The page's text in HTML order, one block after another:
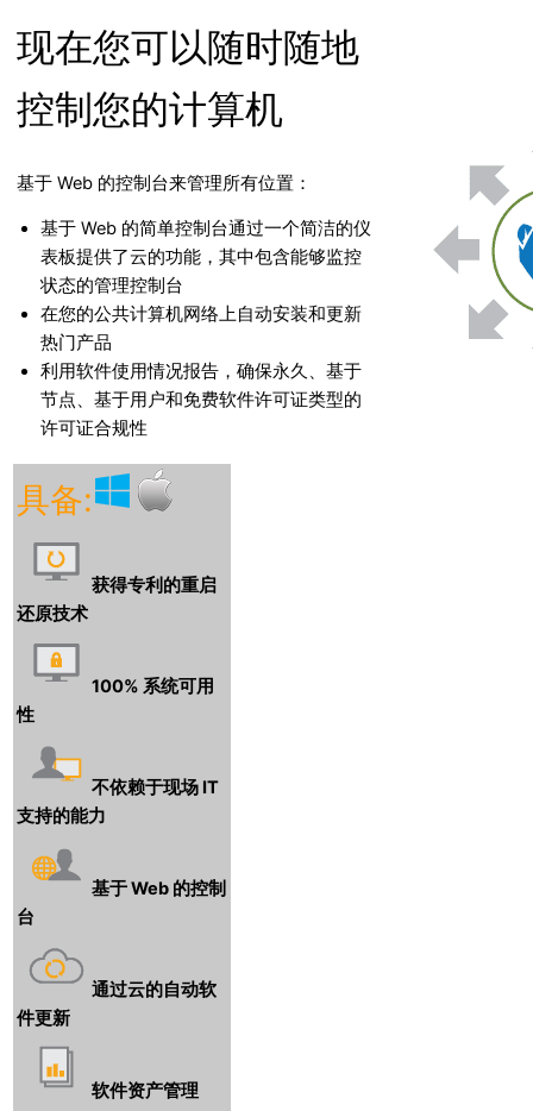
现在您可以随时随地
控制您的计算机
基于 Web 的控制台来管理所有位置：
基于 Web 的简单控制台通过一个简洁的仪
表板提供了云的功能，其中包含能够监控
状态的管理控制台
在您的公共计算机网络上自动安装和更新
热门产品
利用软件使用情况报告，确保永久、基于
节点、基于用户和免费软件许可证类型的
许可证合规性
具备:
获得专利的重启
还原技术
100% 系统可用
性
不依赖于现场 IT
支持的能力
基于 Web 的控制
台
通过云的自动软
件更新
软件资产管理